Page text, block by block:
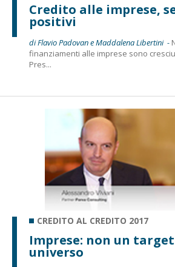
Credito alle imprese,
positivi
di Flavio Padovan e Maddalena Libertini -
finanziamenti alle imprese sono
Pres...
CREDITO AL CREDITO 2017
Imprese: non un
universo